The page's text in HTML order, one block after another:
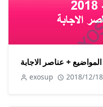
exosup 2018/12/18